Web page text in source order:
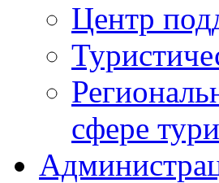
Центр
сфере